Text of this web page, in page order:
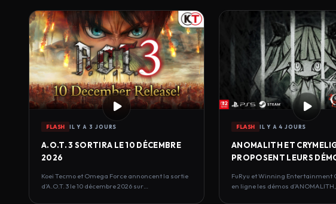
FLASH IL Y A 3 JOURS
A.O.T. 3 SORTIRA LE 10 DÉCEMBRE
2026
Koei Tecmo et Omega Force annoncent la sortie
d’A.O.T. 3 le 10 décembre 2026 sur…
FLASH IL Y A 4 JOURS
ANOMALITH ET
PROPOSENT LEURS
FuRyu et Winning Entertainment
en ligne les démos d’ANOMALITH,